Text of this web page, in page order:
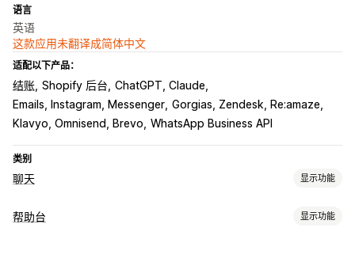
语言
英语
这款应用未翻译成简体中文
适配以下产品：
结账 Shopify 后台 ChatGPT, Claude
Emails, Instagram, Messenger Gorgias, Zendesk, Re:amaze
Klavyo, Omnisend, Brevo WhatsApp Business API
类别
聊天 显示功能
实时消息传送
帮助台 显示功能